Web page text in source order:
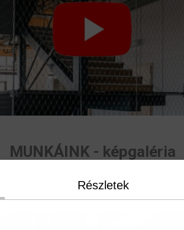
MUNKÁINK - képgaléria
Részletek